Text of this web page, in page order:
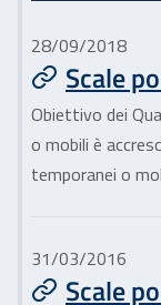
28/09/2018
Scale
Obiettivo dei
o mobili è
temporanei o
31/03/2016
Scale